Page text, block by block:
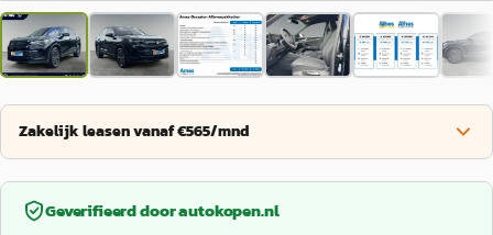
Zakelijk leasen vanaf €565/mnd
Geverifieerd doorautokopen.nl